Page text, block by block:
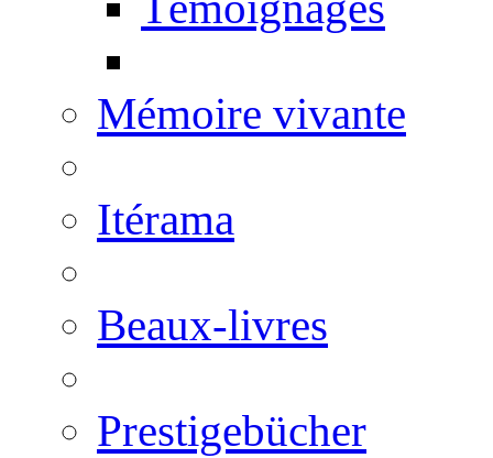
Mémoire vivante
Itérama
Beaux-livres
Prestigebücher